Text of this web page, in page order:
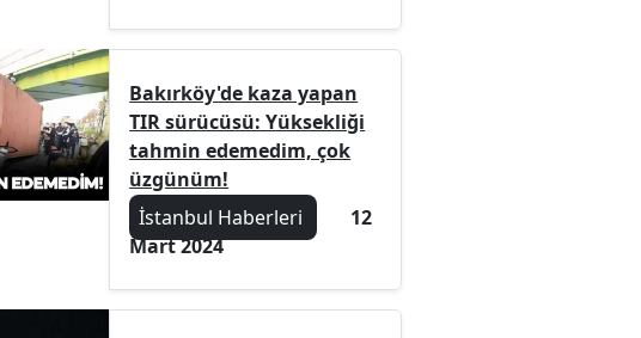
Bakırköy'de kaza yapan
TIR sürücüsü: Yüksekliği
tahmin edemedim, çok
üzgünüm!
İstanbul Haberleri
12
Mart 2024